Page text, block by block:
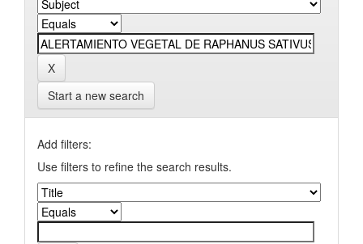
Start a new search
Add filters:
Use filters to refine the search results.